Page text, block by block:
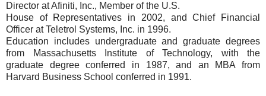
Director at Afiniti, Inc., Member of the U.S.
House of Representatives in 2002, and Chief Financial
Officer at Teletrol Systems, Inc. in 1996.
Education includes undergraduate and graduate degrees
from Massachusetts Institute of Technology, with the
graduate degree conferred in 1987, and an MBA from
Harvard Business School conferred in 1991.